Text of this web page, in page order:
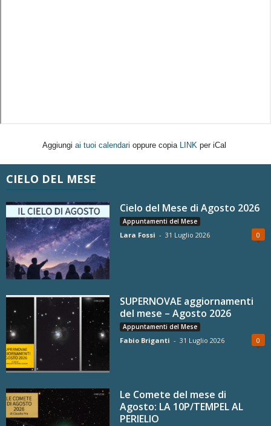
Aggiungi ai tuoi calendari oppure copia LINK per iCal
CIELO DEL MESE
Cielo del Mese di Agosto 2026
Appuntamenti del Mese
Lara Fossi - 31 Luglio 2026 0
SUPERNOVAE aggiornamenti
del mese – Agosto 2026
Appuntamenti del Mese
Fabio Briganti - 31 Luglio 2026 0
Le Comete del mese di
Agosto: LA 10P/TEMPEL AL
PERIELIO